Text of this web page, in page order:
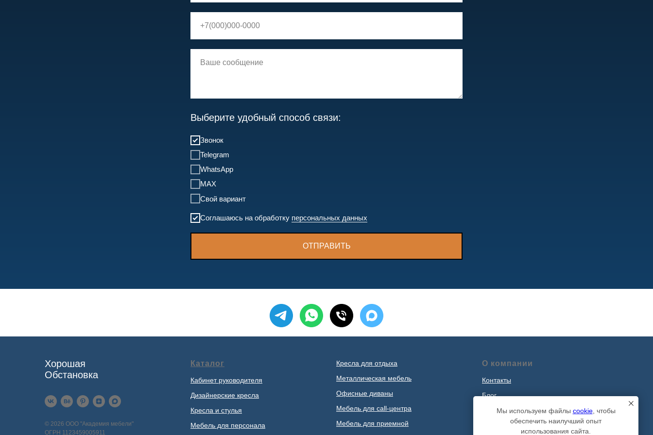
Выберите удобный способ связи:
Звонок
Telegram
WhatsApp
MAX
Свой вариант
Соглашаюсь на обработку персональных данных
ОТПРАВИТЬ
Мы используем файлы cookie, чтобы
обеспечить наилучший опыт
использования сайта.
Хорошая
Обстановка
© 2026 ООО "Академия мебели"
ОГРН 1123459005911
Каталог
Кабинет руководителя
Дизайнерские кресла
Кресла и стулья
Мебель для персонала
Кресла для отдыха
Металлическая мебель
Офисные диваны
Мебель для call-центра
Мебель для приемной
О компании
Контакты
Блог
Наши проекты
Политика обработки персональных